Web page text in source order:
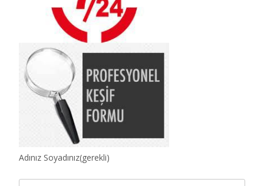
Adınız Soyadınız(gerekli)